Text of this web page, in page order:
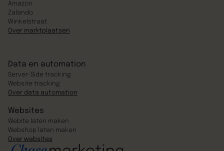
Amazon
Zalando
Winkelstraat
Over marktplaatsen
Data en automation
Server-Side tracking
Website tracking
Over data automation
Websites
Webite laten maken
Webshop laten maken
Over websites